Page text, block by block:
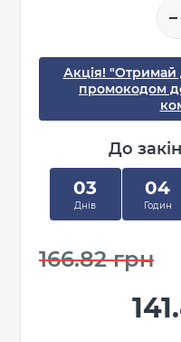
Акція! "Отримай
промокодом
До
03
Днів
04
Годин
166.82 грн